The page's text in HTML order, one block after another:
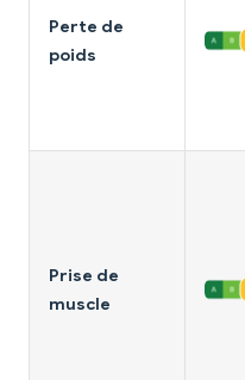
Perte de
poids
Prise de
muscle